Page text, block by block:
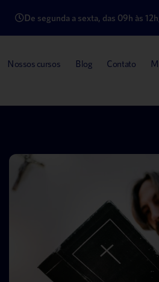
De segunda a sexta, das 09h às
Nossos cursos Blog Contato